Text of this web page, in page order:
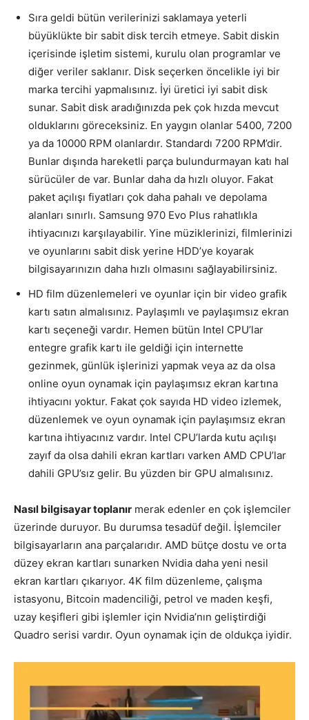
Sıra geldi bütün verilerinizi saklamaya yeterli
büyüklükte bir sabit disk tercih etmeye. Sabit diskin
içerisinde işletim sistemi, kurulu olan programlar ve
diğer veriler saklanır. Disk seçerken öncelikle iyi bir
marka tercihi yapmalısınız. İyi üretici iyi sabit disk
sunar. Sabit disk aradığınızda pek çok hızda mevcut
olduklarını göreceksiniz. En yaygın olanlar 5400, 7200
ya da 10000 RPM olanlardır. Standardı 7200 RPM’dir.
Bunlar dışında hareketli parça bulundurmayan katı hal
sürücüler de var. Bunlar daha da hızlı oluyor. Fakat
paket açılışı fiyatları çok daha pahalı ve depolama
alanları sınırlı. Samsung 970 Evo Plus rahatlıkla
ihtiyacınızı karşılayabilir. Yine müziklerinizi, filmlerinizi
ve oyunlarını sabit disk yerine HDD’ye koyarak
bilgisayarınızın daha hızlı olmasını sağlayabilirsiniz.
HD film düzenlemeleri ve oyunlar için bir video grafik
kartı satın almalısınız. Paylaşımlı ve paylaşımsız ekran
kartı seçeneği vardır. Hemen bütün Intel CPU’lar
entegre grafik kartı ile geldiği için internette
gezinmek, günlük işlerinizi yapmak veya az da olsa
online oyun oynamak için paylaşımsız ekran kartına
ihtiyacını yoktur. Fakat çok sayıda HD video izlemek,
düzenlemek ve oyun oynamak için paylaşımsız ekran
kartına ihtiyacınız vardır. Intel CPU’larda kutu açılışı
zayıf da olsa dahili ekran kartları varken AMD CPU’lar
dahili GPU’sız gelir. Bu yüzden bir GPU almalısınız.
Nasıl bilgisayar toplanır merak edenler en çok işlemciler
üzerinde duruyor. Bu durumsa tesadüf değil. İşlemciler
bilgisayarların ana parçalarıdır. AMD bütçe dostu ve orta
düzey ekran kartları sunarken Nvidia daha yeni nesil
ekran kartları çıkarıyor. 4K film düzenleme, çalışma
istasyonu, Bitcoin madenciliği, petrol ve maden keşfi,
uzay keşifleri gibi işlemler için Nvidia’nın geliştirdiği
Quadro serisi vardır. Oyun oynamak için de oldukça iyidir.